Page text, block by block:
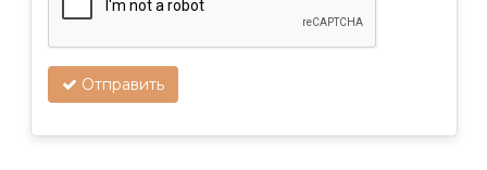
Отправить